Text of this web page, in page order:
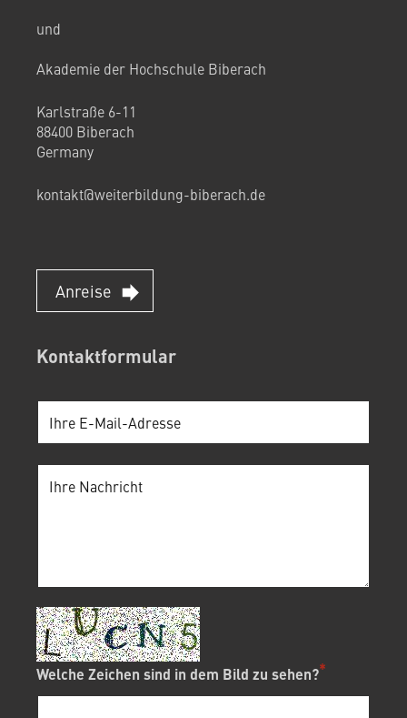
und
Akademie der Hochschule Biberach
Karlstraße 6-11
88400 Biberach
Germany
kontakt@weiterbildung-biberach.de
Anreise
Kontaktformular
Welche Zeichen sind in dem Bild zu sehen?